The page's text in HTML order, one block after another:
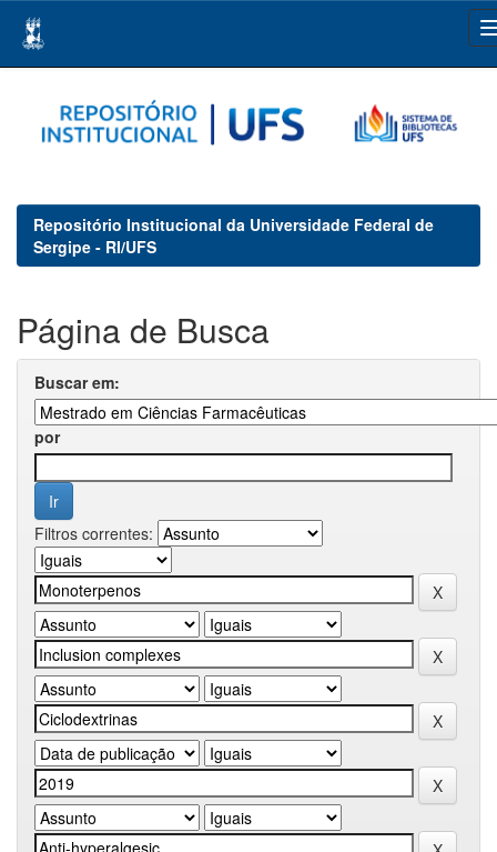
navigation
Repositório Institucional da Universidade Federal de
Sergipe - RI/UFS
Página de Busca
Buscar em:
por
Filtros correntes: